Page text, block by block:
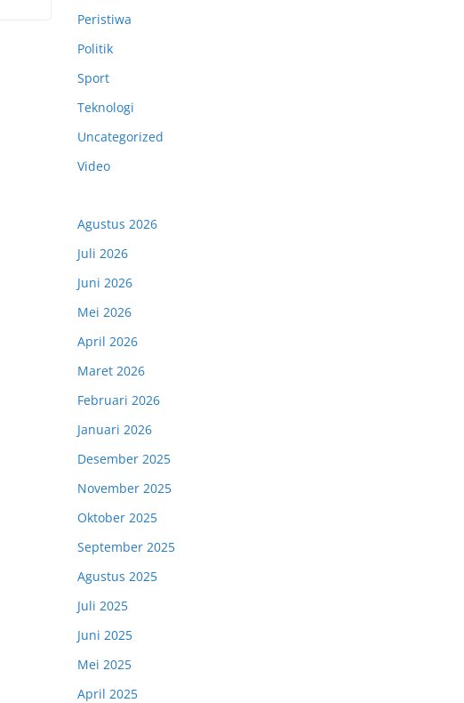
Peristiwa
Politik
Sport
Teknologi
Uncategorized
Video
Agustus 2026
Juli 2026
Juni 2026
Mei 2026
April 2026
Maret 2026
Februari 2026
Januari 2026
Desember 2025
November 2025
Oktober 2025
September 2025
Agustus 2025
Juli 2025
Juni 2025
Mei 2025
April 2025